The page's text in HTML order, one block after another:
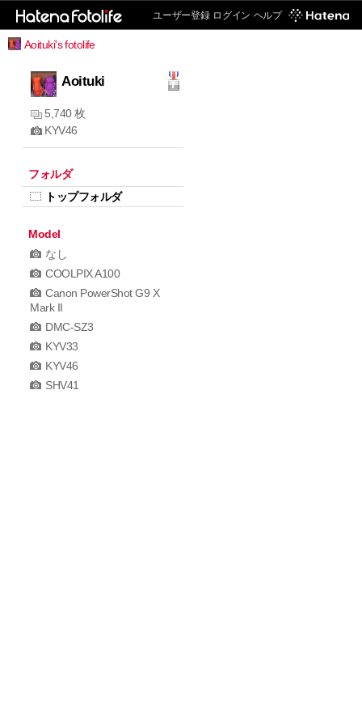
ユーザー登録 ログイン ヘルプ
Aoituki's fotolife
Aoituki
5,740 枚
KYV46
フォルダ
トップフォルダ
Model
なし
COOLPIX A100
Canon PowerShot G9 X
Mark II
DMC-SZ3
KYV33
KYV46
SHV41